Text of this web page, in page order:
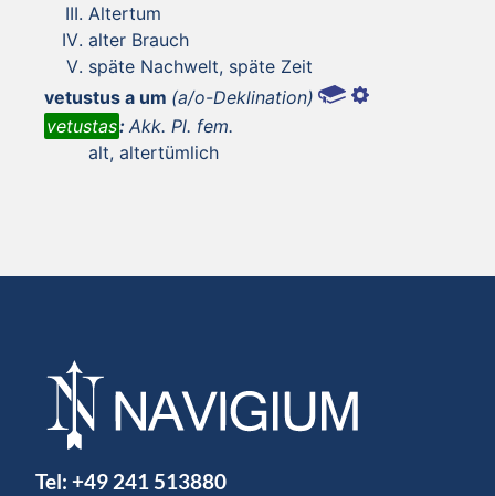
Altertum
alter Brauch
späte Nachwelt, späte Zeit
vetustus a um (a/o-Deklination)
vetustas: Akk. Pl. fem.
alt, altertümlich
Tel: +49 241 513880